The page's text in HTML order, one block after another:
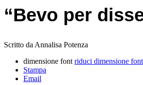
“Bevo per
Scritto da Annalisa Potenza
dimensione font riduci dimensione font
Stampa
Email